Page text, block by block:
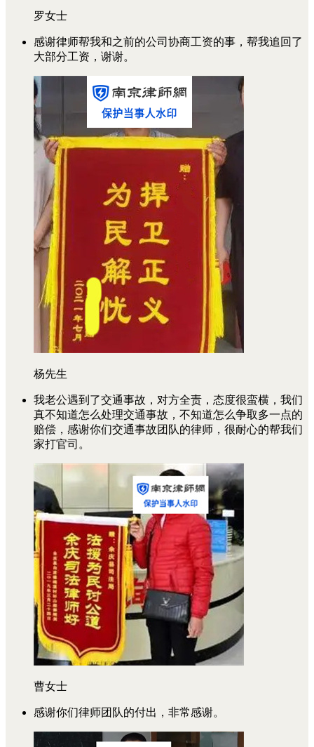
罗女士
感谢律师帮我和之前的公司协商工资的事，帮我追回了
大部分工资，谢谢。
杨先生
我老公遇到了交通事故，对方全责，态度很蛮横，我们
真不知道怎么处理交通事故，不知道怎么争取多一点的
赔偿，感谢你们交通事故团队的律师，很耐心的帮我们
家打官司。
曹女士
感谢你们律师团队的付出，非常感谢。